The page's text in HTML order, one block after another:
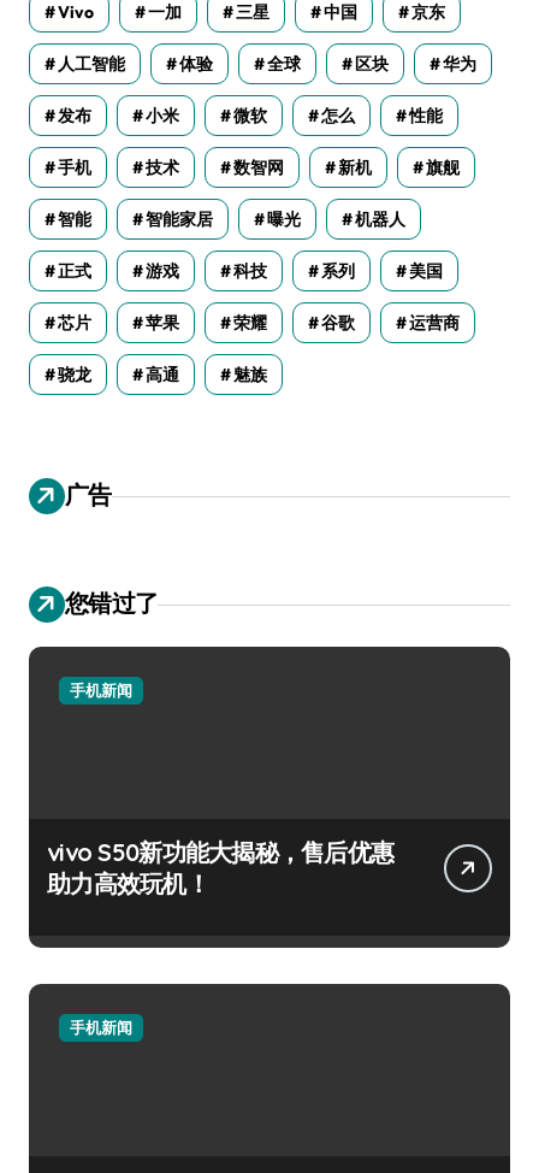
Vivo 一加 三星 中国 京东
人工智能 体验 全球 区块 华为
发布 小米 微软 怎么 性能
手机 技术 数智网 新机 旗舰
智能 智能家居 曝光 机器人
正式 游戏 科技 系列 美国
芯片 苹果 荣耀 谷歌 运营商
骁龙 高通 魅族
广告
您错过了
手机新闻
vivo S50新功能大揭秘，售后优惠
助力高效玩机！
手机新闻